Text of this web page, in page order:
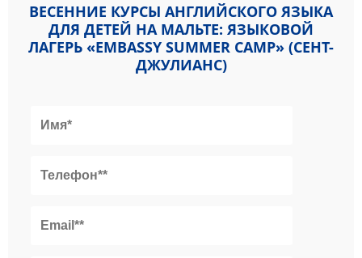
ВЕСЕННИЕ КУРСЫ АНГЛИЙСКОГО ЯЗЫКА
ДЛЯ ДЕТЕЙ НА МАЛЬТЕ: ЯЗЫКОВОЙ
ЛАГЕРЬ «EMBASSY SUMMER CAMP» (СЕНТ-
ДЖУЛИАНС)